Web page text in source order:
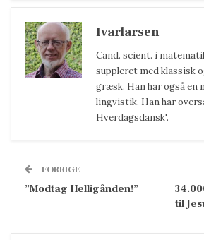
Ivarlarsen
Cand. scient. i
suppleret med klassisk
græsk. Han har også en
lingvistik. Han har
Hverdagsdansk'.
FORRIGE
”Modtag Helligånden!”
til